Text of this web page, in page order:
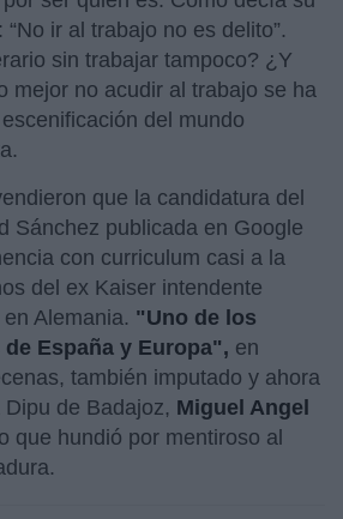
ir al trabajo no es delito”.
sin trabajar tampoco? ¿Y
mejor no acudir al trabajo se ha
del mundo
que la candidatura del
Sánchez publicada en Google
con curriculum casi a la
del ex Kaiser intendente
Alemania. "Uno de los
España y Europa", en
también imputado y ahora
de Badajoz, Miguel Angel
que hundió por mentiroso al